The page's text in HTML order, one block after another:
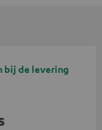
bij de levering